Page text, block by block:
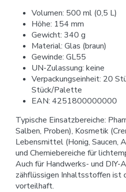
Volumen: 500 ml (0,5 L)
Höhe: 154 mm
Gewicht: 340 g
Material: Glas (braun)
Gewinde: GL55
UN-Zulassung: keine
Verpackungseinheit: 20
Stück/Palette
EAN: 4251800000000
Typische Einsatzbereiche:
Salben, Proben), Kosmetik
Lebensmittel (Honig, Saucen,
und Chemiebereiche für
Auch für Handwerks- und DIY-
zähflüssigen Inhaltsstoffen ist
vorteilhaft.